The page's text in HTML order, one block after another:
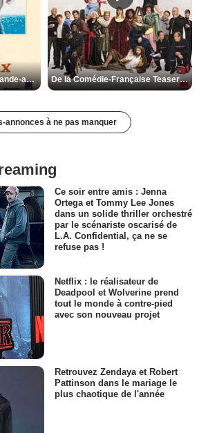
Les Matins merveilleux Bande-annonce VF De la Comédie-Française Teaser VF
annonces à ne pas manquer
Ce soir entre amis : Jenna
Ortega et Tommy Lee Jones
dans un solide thriller orchestré
par le scénariste oscarisé de
L.A. Confidential, ça ne se
refuse pas !
Netflix : le réalisateur de
Deadpool et Wolverine prend
tout le monde à contre-pied
avec son nouveau projet
Retrouvez Zendaya et Robert
Pattinson dans le mariage le
plus chaotique de l'année